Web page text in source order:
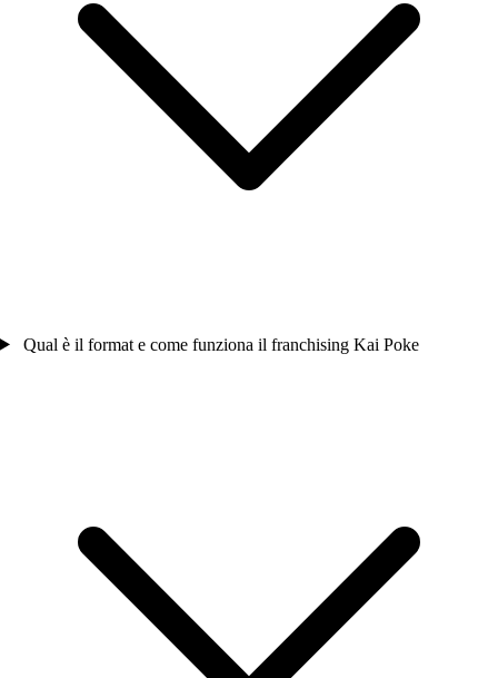
Qual è il format e come funziona il franchising Kai Poke